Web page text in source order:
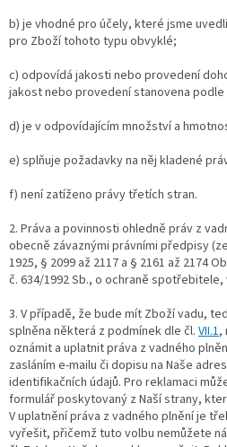
b) je vhodné pro účely, které jsme
pro Zboží tohoto typu obvyklé;
c) odpovídá jakosti nebo provedení
jakost nebo provedení stanovena
d) je v odpovídajícím množství a
e) splňuje požadavky na něj kladené
f) není zatíženo právy třetích stran.
2. Práva a povinnosti ohledně práv z
obecně závaznými právními předpisy
1925, § 2099 až 2117 a § 2161 až 2174
č. 634/1992 Sb., o ochraně
3. V případě, že bude mít Zboží vadu,
splněna některá z podmínek dle čl. VII.1,
oznámit a uplatnit práva z vadného
zasláním e-mailu či dopisu na Naše
identifikačních údajů. Pro reklamaci
formulář poskytovaný z Naší strany,
V uplatnění práva z vadného plnění je
vyřešit, přičemž tuto volbu nemůžete